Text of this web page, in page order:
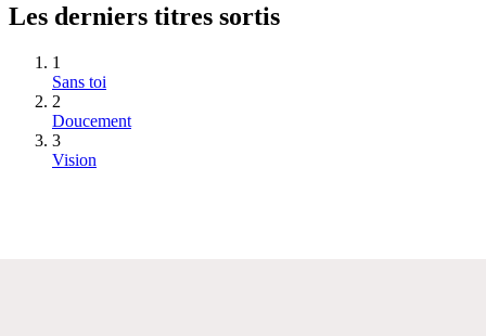
Les derniers titres sortis
1
Sans toi
2
Doucement
3
Vision